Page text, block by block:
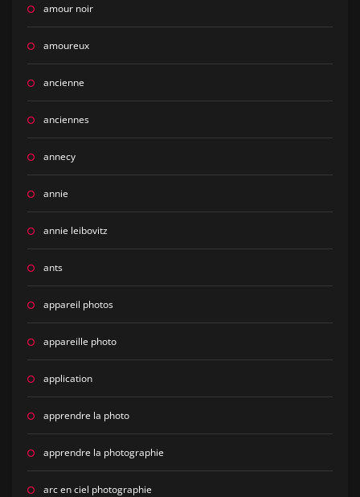
amour noir
amoureux
ancienne
anciennes
annecy
annie
annie leibovitz
ants
appareil photos
appareille photo
application
apprendre la photo
apprendre la photographie
arc en ciel photographie